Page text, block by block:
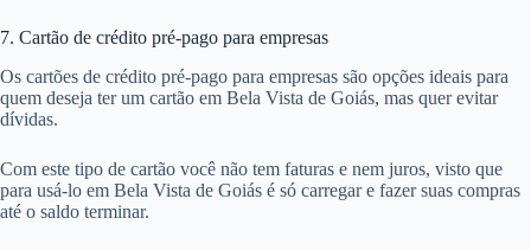
7. Cartão de crédito pré-pago para empresas
Os cartões de crédito pré-pago para empresas são opções ideais para
quem deseja ter um cartão em Bela Vista de Goiás, mas quer evitar
dívidas.
Com este tipo de cartão você não tem faturas e nem juros, visto que
para usá-lo em Bela Vista de Goiás é só carregar e fazer suas compras
até o saldo terminar.